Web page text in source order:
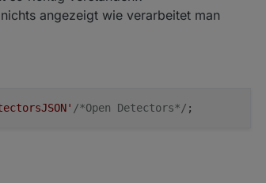
angezeigt wie verarbeitet man
/*Open Detectors*/